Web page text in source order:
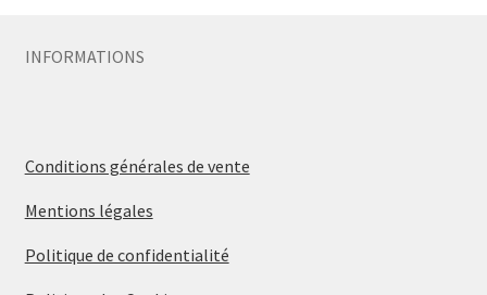
Pro.
INFORMATIONS
Conditions générales de vente
Mentions légales
Politique de confidentialité